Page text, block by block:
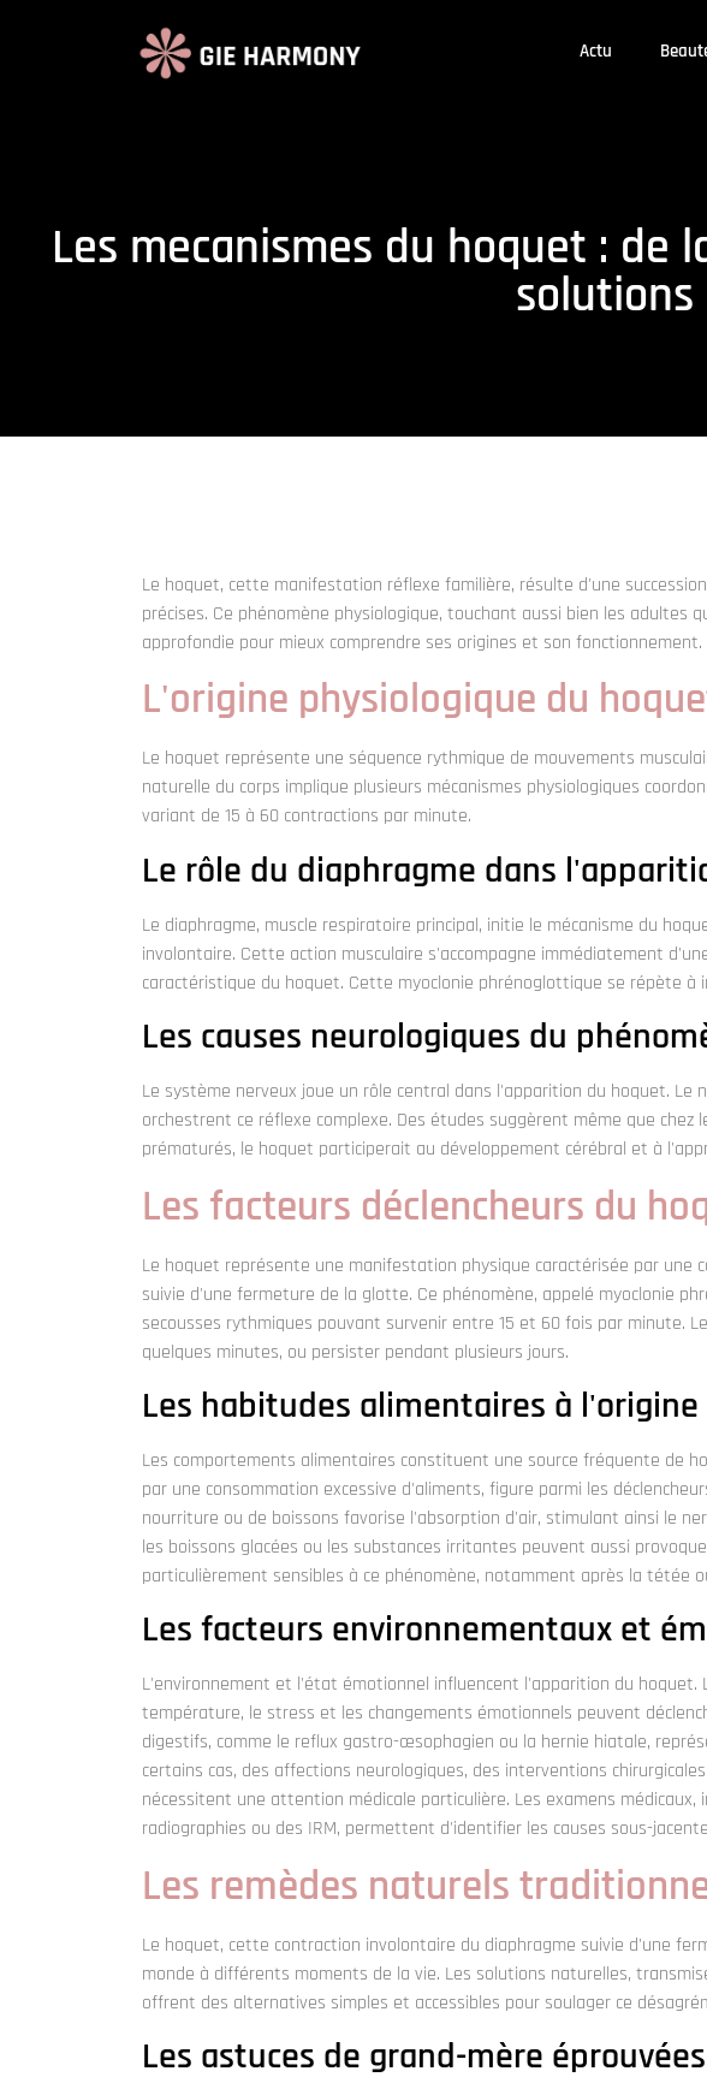
Actu
Les mecanismes du hoquet : de
solutions
Le hoquet, cette manifestation réflexe familière, résulte d'une
précises. Ce phénomène physiologique, touchant aussi bien les adultes
approfondie pour mieux comprendre ses origines et son fonctionnement.
L'origine physiologique du
Le hoquet représente une séquence rythmique de mouvements
naturelle du corps implique plusieurs mécanismes physiologiques
variant de 15 à 60 contractions par minute.
Le rôle du diaphragme dans
Le diaphragme, muscle respiratoire principal, initie le mécanisme du
involontaire. Cette action musculaire s'accompagne immédiatement
caractéristique du hoquet. Cette myoclonie phrénoglottique se répète à
Les causes neurologiques du
Le système nerveux joue un rôle central dans l'apparition du hoquet. Le
orchestrent ce réflexe complexe. Des études suggèrent même que chez
prématurés, le hoquet participerait au développement cérébral et à
Les facteurs déclencheurs du
Le hoquet représente une manifestation physique caractérisée par une
suivie d'une fermeture de la glotte. Ce phénomène, appelé myoclonie
secousses rythmiques pouvant survenir entre 15 et 60 fois par minute.
quelques minutes, ou persister pendant plusieurs jours.
Les habitudes alimentaires à
Les comportements alimentaires constituent une source fréquente de
par une consommation excessive d'aliments, figure parmi les
nourriture ou de boissons favorise l'absorption d'air, stimulant ainsi le
les boissons glacées ou les substances irritantes peuvent aussi
particulièrement sensibles à ce phénomène, notamment après la tétée
Les facteurs environnementaux et
L'environnement et l'état émotionnel influencent l'apparition du hoquet.
température, le stress et les changements émotionnels peuvent
digestifs, comme le reflux gastro-œsophagien ou la hernie hiatale,
certains cas, des affections neurologiques, des interventions
nécessitent une attention médicale particulière. Les examens médicaux,
radiographies ou des IRM, permettent d'identifier les causes sous-
Les remèdes naturels
Le hoquet, cette contraction involontaire du diaphragme suivie d'une
monde à différents moments de la vie. Les solutions naturelles,
offrent des alternatives simples et accessibles pour soulager ce
Les astuces de grand-mère éprouvées